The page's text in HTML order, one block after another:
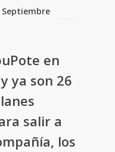
Septiembre
en
ya son 26
salir a
los